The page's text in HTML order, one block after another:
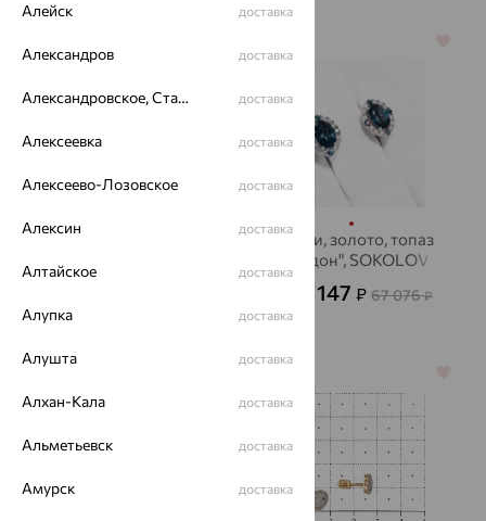
Серьги, золото, топаз
32 121
Серьги, золото, топаз
"лондон", SOKOLOV
24 147₽ 67 076₽
Алейск доставка
Александров доставка
Александровское, Ставропольский край доставка
Алексеевка доставка
Алексеево-Лозовское доставка
Алексин доставка
Алтайское доставка
Алупка доставка
Алушта доставка
Алхан-Кала доставка
Альметьевск доставка
Амурск доставка